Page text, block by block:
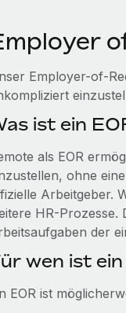
Employer-of-
ist ein
als EOR
ohne
Arbeitgeber.
HR-Prozesse.
der
wen ist
EOR ist